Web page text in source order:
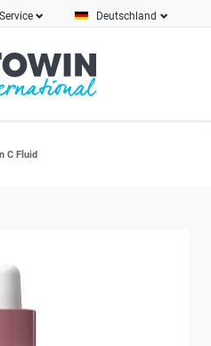
Deutschland
Service
C Fluid